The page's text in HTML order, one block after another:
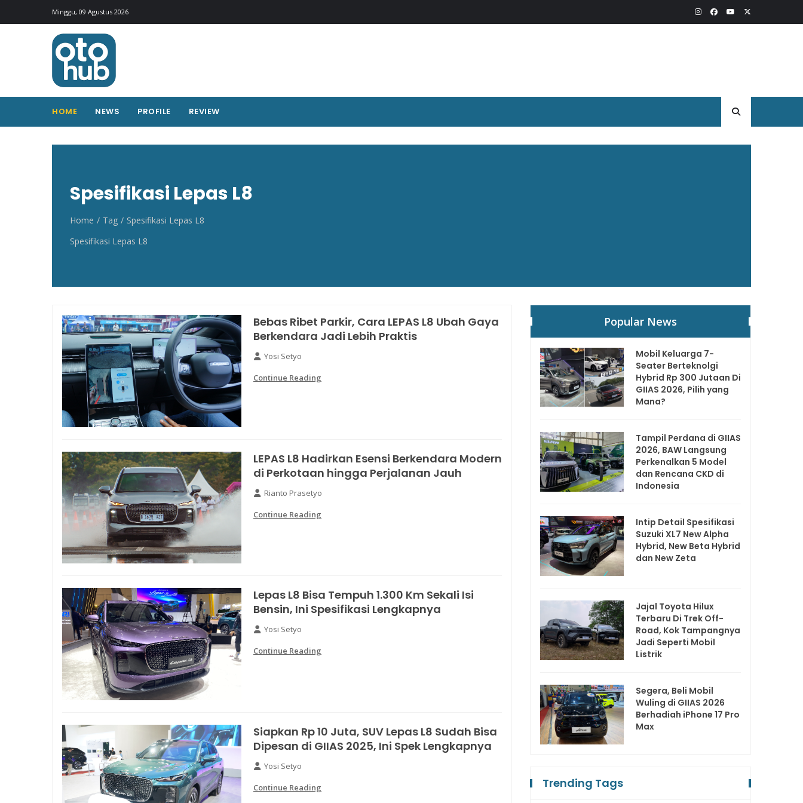
Minggu, 09 Agustus 2026
HOME NEWS PROFILE REVIEW
Otohub.co
Portal berita otomotif Indonesia terkini
Spesifikasi Lepas L8
Home Tag
Spesifikasi Lepas L8
Spesifikasi Lepas L8
Bebas Ribet Parkir, Cara LEPAS L8 Ubah Gaya
Berkendara Jadi Lebih Praktis
Yosi Setyo
Continue Reading
LEPAS L8 Hadirkan Esensi Berkendara Modern
di Perkotaan hingga Perjalanan Jauh
Rianto Prasetyo
Continue Reading
Lepas L8 Bisa Tempuh 1.300 Km Sekali Isi
Bensin, Ini Spesifikasi Lengkapnya
Yosi Setyo
Continue Reading
Siapkan Rp 10 Juta, SUV Lepas L8 Sudah Bisa
Dipesan di GIIAS 2025, Ini Spek Lengkapnya
Yosi Setyo
Continue Reading
Popular News
Mobil Keluarga 7-
Seater Berteknolgi
Hybrid Rp 300 Jutaan Di
GIIAS 2026, Pilih yang
Mana?
Tampil Perdana di GIIAS
2026, BAW Langsung
Perkenalkan 5 Model
dan Rencana CKD di
Indonesia
Intip Detail Spesifikasi
Suzuki XL7 New Alpha
Hybrid, New Beta Hybrid
dan New Zeta
Jajal Toyota Hilux
Terbaru Di Trek Off-
Road, Kok Tampangnya
Jadi Seperti Mobil
Listrik
Segera, Beli Mobil
Wuling di GIIAS 2026
Berhadiah iPhone 17 Pro
Max
Trending Tags